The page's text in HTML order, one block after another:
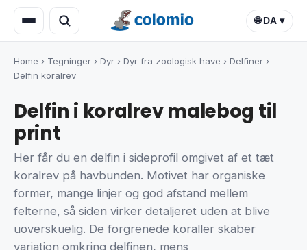
🌐 DA ▾
Home › Tegninger › Dyr › Dyr fra zoologisk have › Delfiner ›
Delfin koralrev
Delfin i koralrev malebog til
print
Her får du en delfin i sideprofil omgivet af et tæt
koralrev på havbunden. Motivet har organiske
former, mange linjer og god afstand mellem
felterne, så siden virker detaljeret uden at blive
uoverskuelig. De forgrenede koraller skaber
variation omkring delfinen, mens